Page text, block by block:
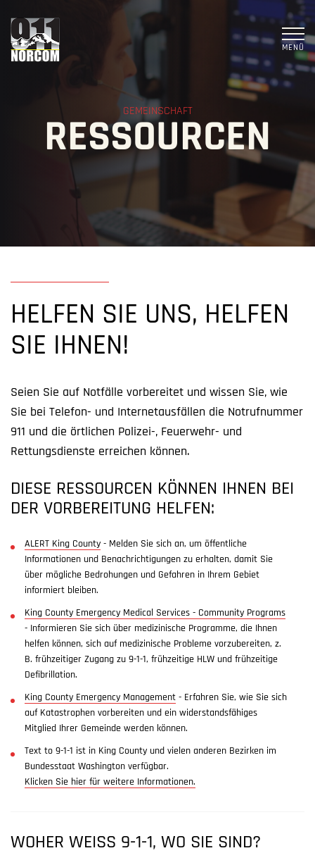
MENÜ
GEMEINSCHAFT
RESSOURCEN
HELFEN SIE UNS, HELFEN
SIE IHNEN!
Seien Sie auf Notfälle vorbereitet und wissen Sie, wie
Sie bei Telefon- und Internetausfällen die Notrufnummer
911 und die örtlichen Polizei-, Feuerwehr- und
Rettungsdienste erreichen können.
DIESE RESSOURCEN KÖNNEN IHNEN BEI
DER VORBEREITUNG HELFEN:
ALERT King County - Melden Sie sich an, um öffentliche
Informationen und Benachrichtigungen zu erhalten, damit Sie
über mögliche Bedrohungen und Gefahren in Ihrem Gebiet
informiert bleiben.
King County Emergency Medical Services - Community Programs
- Informieren Sie sich über medizinische Programme, die Ihnen
helfen können, sich auf medizinische Probleme vorzubereiten, z.
B. frühzeitiger Zugang zu 9-1-1, frühzeitige HLW und frühzeitige
Defibrillation.
King County Emergency Management - Erfahren Sie, wie Sie sich
auf Katastrophen vorbereiten und ein widerstandsfähiges
Mitglied Ihrer Gemeinde werden können.
Text to 9-1-1 ist in King County und vielen anderen Bezirken im
Bundesstaat Washington verfügbar.
Klicken Sie hier für weitere Informationen.
WOHER WEISS 9-1-1, WO SIE SIND?